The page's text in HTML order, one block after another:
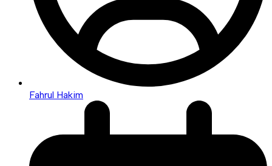
Fahrul Hakim